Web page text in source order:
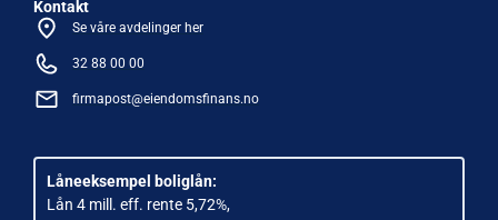
Kontakt
Se våre avdelinger her
32 88 00 00
firmapost@eiendomsfinans.no
Låneeksempel boliglån:
Lån 4 mill. eff. rente 5,72%,